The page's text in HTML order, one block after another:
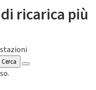
ricarica più
Cerca